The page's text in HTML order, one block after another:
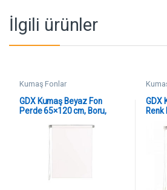
İlgili ürünler
Kumaş Fonlar
GDX Kumaş Beyaz Fon
Perde 65×120 cm, Boru,
GDX